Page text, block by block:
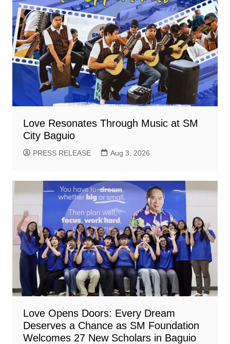
Love Resonates Through Music at SM
City Baguio
PRESS RELEASE Aug 3, 2026
Love Opens Doors: Every Dream
Deserves a Chance as SM Foundation
Welcomes 27 New Scholars in Baguio